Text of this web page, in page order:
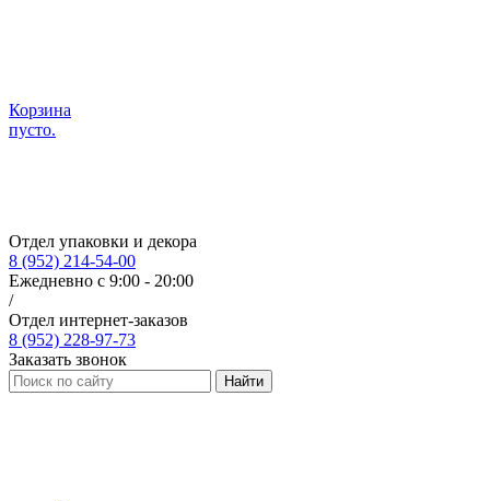
Корзина
пусто.
Отдел упаковки и декора
8 (952) 214-54-00
Ежедневно с 9:00 - 20:00
/
Отдел интернет-заказов
8 (952) 228-97-73
Заказать звонок
Найти